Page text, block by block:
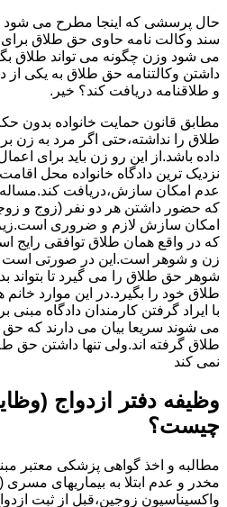
حال پرسشی که اینجا مطرح می شود
سند وکالت نامه حاوی حق طلاق
می شود وزن چگونه می تواند طلاق
داشتن وکالتنامه حق طلاق به یکی از
و طلاقنامه دریافت کند؟ خیر.
مطابق قانون حمایت خانواده بدون
طلاق را نداشته،حتی اگر مرد به زن
داده باشد.از این رو زن باید برای
نزدیک ترین دادگاه خانواده محل
عدم امکان سازش،دریافت
که حضور داشتن هر دو نفر (زوج و
امکان سازش لازم و ضروری
که در واقع همان طلاق توافقی رایج
زن و شوهر است.این در صورتی است
شوهر حق طلاق را می گیرد تا
طلاق خود را بگیرد.در این موارد
با ایراد گرفتن کارمندان دادگاه
می شوند سریعا بیان می دارند که حق
طلاق گرفته اند.ولی تنها داشتن حق
نمی کند
وظیفه دفتر ازدواج
چیست؟
مطالبه و اخذ گواهی پزشکی معتبر
مخدر و عدم ابتلا به بیماریهای